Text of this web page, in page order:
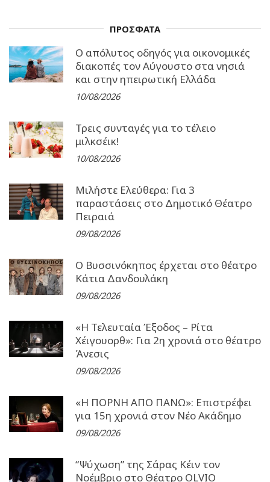
ΠΡΟΣΦΑΤΑ
Ο απόλυτος οδηγός για οικονομικές
διακοπές τον Αύγουστο στα νησιά
και στην ηπειρωτική Ελλάδα
10/08/2026
Τρεις συνταγές για το τέλειο
μιλκσέικ!
10/08/2026
Μιλήστε Ελεύθερα: Για 3
παραστάσεις στο Δημοτικό Θέατρο
Πειραιά
09/08/2026
Ο Βυσσινόκηπος έρχεται στο θέατρο
Κάτια Δανδουλάκη
09/08/2026
«Η Τελευταία Έξοδος – Ρίτα
Χέιγουορθ»: Για 2η χρονιά στο θέατρο
Άνεσις
09/08/2026
«Η ΠΟΡΝΗ ΑΠΟ ΠΑΝΩ»: Επιστρέφει
για 15η χρονιά στον Νέο Ακάδημο
09/08/2026
“Ψύχωση” της Σάρας Κέιν τον
Νοέμβριο στο Θέατρο OLVIO